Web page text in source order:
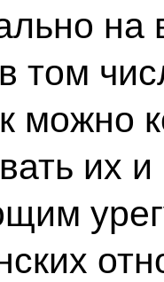
на
том
можно
их и